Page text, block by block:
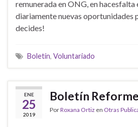
remunerada en ONG, en hacesfalta
diariamente nuevas oportunidades
decides!
Boletín, Voluntariado
ENE
25
2019
Boletín
PorRoxana Ortiz en Otras